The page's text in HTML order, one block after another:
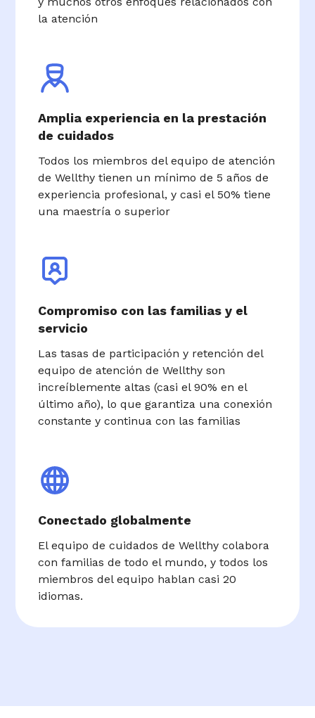
la atención
Amplia experiencia en la prestación
de cuidados
Todos los miembros del equipo de atención
de Wellthy tienen un mínimo de 5 años de
experiencia profesional, y casi el 50% tiene
una maestría o superior
Compromiso con las familias y el
servicio
Las tasas de participación y retención del
equipo de atención de Wellthy son
increíblemente altas (casi el 90% en el
último año), lo que garantiza una conexión
constante y continua con las familias
Conectado globalmente
El equipo de cuidados de Wellthy colabora
con familias de todo el mundo, y todos los
miembros del equipo hablan casi 20
idiomas.